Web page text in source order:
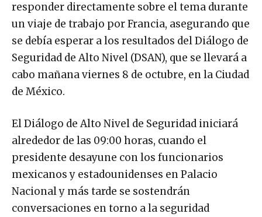
responder directamente sobre el tema durante
un viaje de trabajo por Francia, asegurando que
se debía esperar a los resultados del Diálogo de
Seguridad de Alto Nivel (DSAN), que se llevará a
cabo mañana viernes 8 de octubre, en la Ciudad
de México.
El Diálogo de Alto Nivel de Seguridad iniciará
alrededor de las 09:00 horas, cuando el
presidente desayune con los funcionarios
mexicanos y estadounidenses en Palacio
Nacional y más tarde se sostendrán
conversaciones en torno a la seguridad